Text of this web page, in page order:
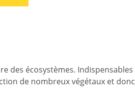
des écosystèmes. Indispensables
de nombreux végétaux et donc